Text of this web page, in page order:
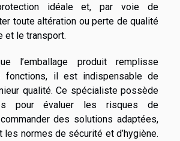
idéale et, par voie de
toute altération ou perte de qualité
et le transport.
l’emballage produit remplisse
fonctions, il est indispensable de
qualité. Ce spécialiste possède
pour évaluer les risques de
des solutions adaptées,
les normes de sécurité et d’hygiène.